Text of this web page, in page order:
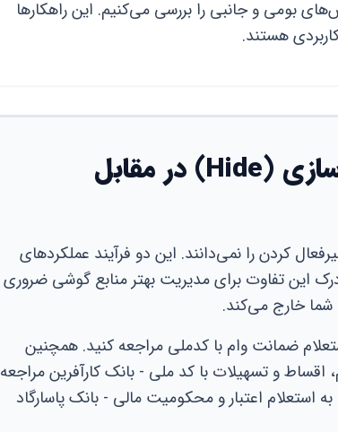
بومی و جانبی را بررسی می‌کنیم. این راهکارها
تفاوت‌های کلیدی: مخفی‌سازی (Hide) در مقابل
کردن را نمی‌دانند. این دو فرآیند عملکردهای
این تفاوت برای مدیریت بهتر منابع گوشی ضروری
شما خارج می‌کند.
ضمانت وام با کدملی مراجعه کنید. همچنین
اقساط و تسهیلات با کد ملی - بانک کارآفرین مراجعه
استعلام اعتبار و محکومیت مالی - بانک پاسارگاد